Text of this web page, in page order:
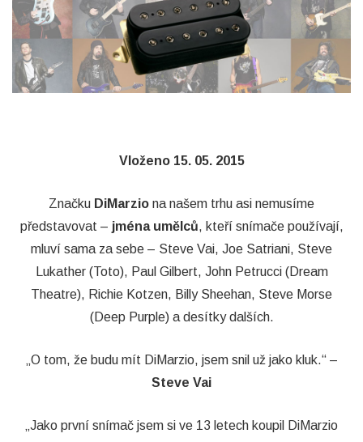
Vloženo 15. 05. 2015
Značku DiMarzio na našem trhu asi nemusíme
představovat – jména umělců, kteří snímače používají,
mluví sama za sebe – Steve Vai, Joe Satriani, Steve
Lukather (Toto), Paul Gilbert, John Petrucci (Dream
Theatre), Richie Kotzen, Billy Sheehan, Steve Morse
(Deep Purple) a desítky dalších.
„O tom, že budu mít DiMarzio, jsem snil už jako kluk.“ –
Steve Vai
„Jako první snímač jsem si ve 13 letech koupil DiMarzio